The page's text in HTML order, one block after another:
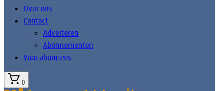
Over ons
Contact
Adverteren
Abonnementen
Voor abonnees
0